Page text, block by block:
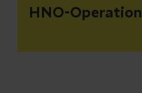
HNO-